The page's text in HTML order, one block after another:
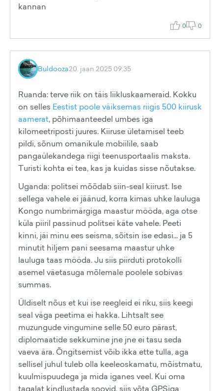
kannan
0 0
Buldooza20. jaan 2025 09:35
Ruanda: terve riik on täis liikluskaameraid. Kokku
on selles Eestist poole väiksemas riigis 500 kiirusk
aamerat, põhimaanteedel umbes iga
kilomeetriposti juures. Kiiruse ületamisel teeb
pildi, sõnum omanikule mobiilile, saab
pangaülekandega riigi teenusportaalis maksta.
Turisti kohta ei tea, kas ja kuidas sisse nõutakse.
Uganda: politsei mõõdab siin-seal kiirust. Ise
sellega vahele ei jäänud, korra kimas uhke lauluga
Kongo numbrimärgiga maastur mööda, aga otse
küla piiril passinud politsei käte vahele. Peeti
kinni, jäi minu ees seisma, sõitsin ise edasi... ja 5
minutit hiljem pani seesama maastur uhke
lauluga taas mööda. Ju siis piirduti protokolli
asemel väetasuga mõlemale poolele sobivas
summas.
Üldiselt nõus et kui ise reegleid ei riku, siis keegi
seal väga peetima ei hakka. Lihtsalt see
muzungude vingumine selle 50 euro pärast,
diplomaatide sekkumine jne jne ei tasu seda
vaeva ära. Õngitsemist võib ikka ette tulla, aga
sellisel juhul tuleb olla keeleoskamatu, mõistmatu,
kuulmispuudega ja mida iganes veel. Kui oma
tagalat kindlustada soovid, siis võta GPSiga